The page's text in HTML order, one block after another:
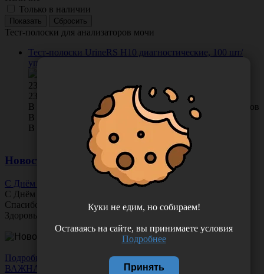
Только в наличии
Тест-полоски для анализаторов мочи
Тест-полоски UrineRS H10 диагностические, 100 шт/
упаковка, США (High Technology, Inc.)
2340.00
23.4 руб. шт
0 отзывов
В КОРЗИНУ
В наличии во Владивостоке 15 упак.
В наличии в Хабаровске 14 упак.
Новости
С Днём Офтальмолога!
С Днём
Спасибо за ясное зрение и заботу о пациентах.
Здоровья вам и новых профессиональных побед!
Подробнее
ВАЖНАЯ НОВОСТЬ
Куки не едим, но собираем!
Оставаясь на сайте, вы принимаете условия
Подробнее
Принять